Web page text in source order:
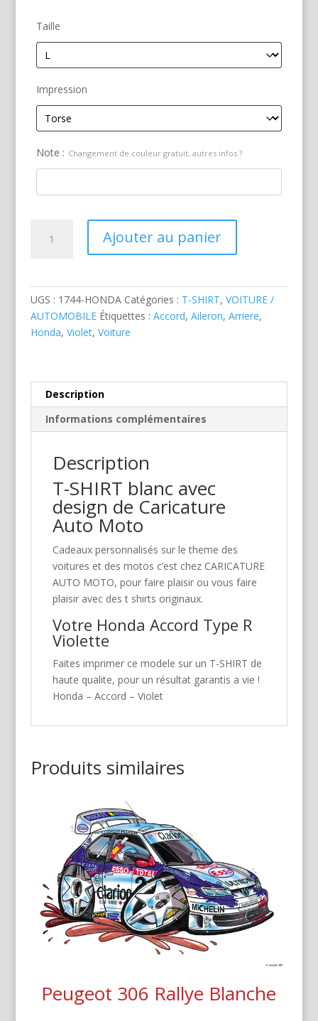
Taille
Impression
Note : Changement de couleur gratuit, autres infos ?
Violette
Ajouter au panier
UGS : 1744-HONDA Catégories : T-SHIRT, VOITURE /
AUTOMOBILE Étiquettes : Accord, Aileron, Arriere,
Honda, Violet, Voiture
Description
Informations complémentaires
Description
T-SHIRT blanc avec
design de Caricature
Auto Moto
Cadeaux personnalisés sur le theme des
voitures et des motos c’est chez CARICATURE
AUTO MOTO, pour faire plaisir ou vous faire
plaisir avec des t shirts originaux.
Votre Honda Accord Type R
Violette
Faites imprimer ce modele sur un T-SHIRT de
haute qualite, pour un résultat garantis a vie !
Honda – Accord – Violet
Produits similaires
Peugeot 306 Rallye Blanche